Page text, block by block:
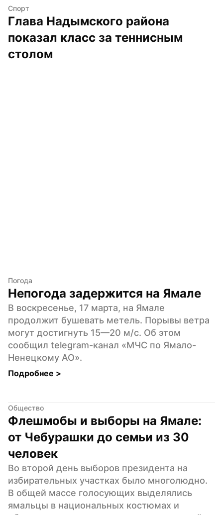
Спорт
Глава Надымского района
показал класс за теннисным
столом
Погода
Непогода задержится на Ямале
В воскресенье, 17 марта, на Ямале
продолжит бушевать метель. Порывы ветра
могут достигнуть 15—20 м/с. Об этом
сообщил telegram-канал «МЧС по Ямало-
Ненецкому АО».
Подробнее >
Общество
Флешмобы и выборы на Ямале:
от Чебурашки до семьи из 30
человек
Во второй день выборов президента на
избирательных участках было многолюдно.
В общей массе голосующих выделялись
ямальцы в национальных костюмах и